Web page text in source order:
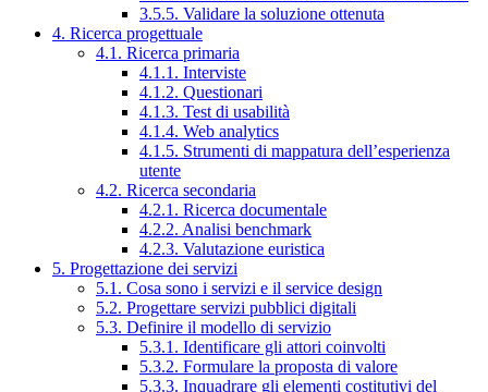
3.5.5. Validare la soluzione ottenuta
4. Ricerca progettuale
4.1. Ricerca primaria
4.1.1. Interviste
4.1.2. Questionari
4.1.3. Test di usabilità
4.1.4. Web analytics
4.1.5. Strumenti di mappatura dell’esperienza
utente
4.2. Ricerca secondaria
4.2.1. Ricerca documentale
4.2.2. Analisi benchmark
4.2.3. Valutazione euristica
5. Progettazione dei servizi
5.1. Cosa sono i servizi e il service design
5.2. Progettare servizi pubblici digitali
5.3. Definire il modello di servizio
5.3.1. Identificare gli attori coinvolti
5.3.2. Formulare la proposta di valore
5.3.3. Inquadrare gli elementi costitutivi del